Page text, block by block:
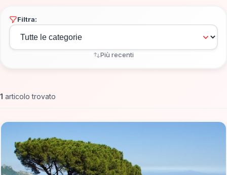
Filtra:
Più recenti
1 articolo trovato